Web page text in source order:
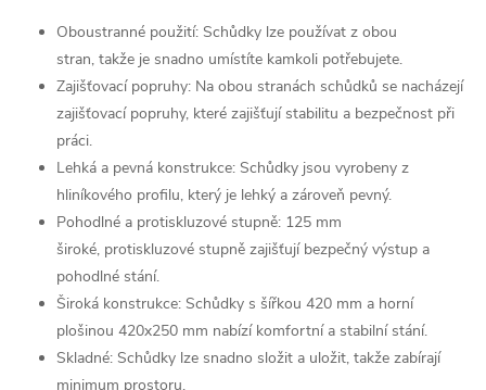
Oboustranné použití: Schůdky lze používat z obou
stran, takže je snadno umístíte kamkoli potřebujete.
Zajišťovací popruhy: Na obou stranách schůdků se nacházejí
zajišťovací popruhy, které zajišťují stabilitu a bezpečnost při
práci.
Lehká a pevná konstrukce: Schůdky jsou vyrobeny z
hliníkového profilu, který je lehký a zároveň pevný.
Pohodlné a protiskluzové stupně: 125 mm
široké, protiskluzové stupně zajišťují bezpečný výstup a
pohodlné stání.
Široká konstrukce: Schůdky s šířkou 420 mm a horní
plošinou 420x250 mm nabízí komfortní a stabilní stání.
Skladné: Schůdky lze snadno složit a uložit, takže zabírají
minimum prostoru.